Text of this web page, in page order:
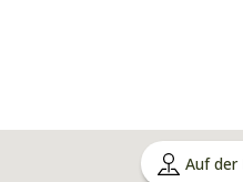
Auf der